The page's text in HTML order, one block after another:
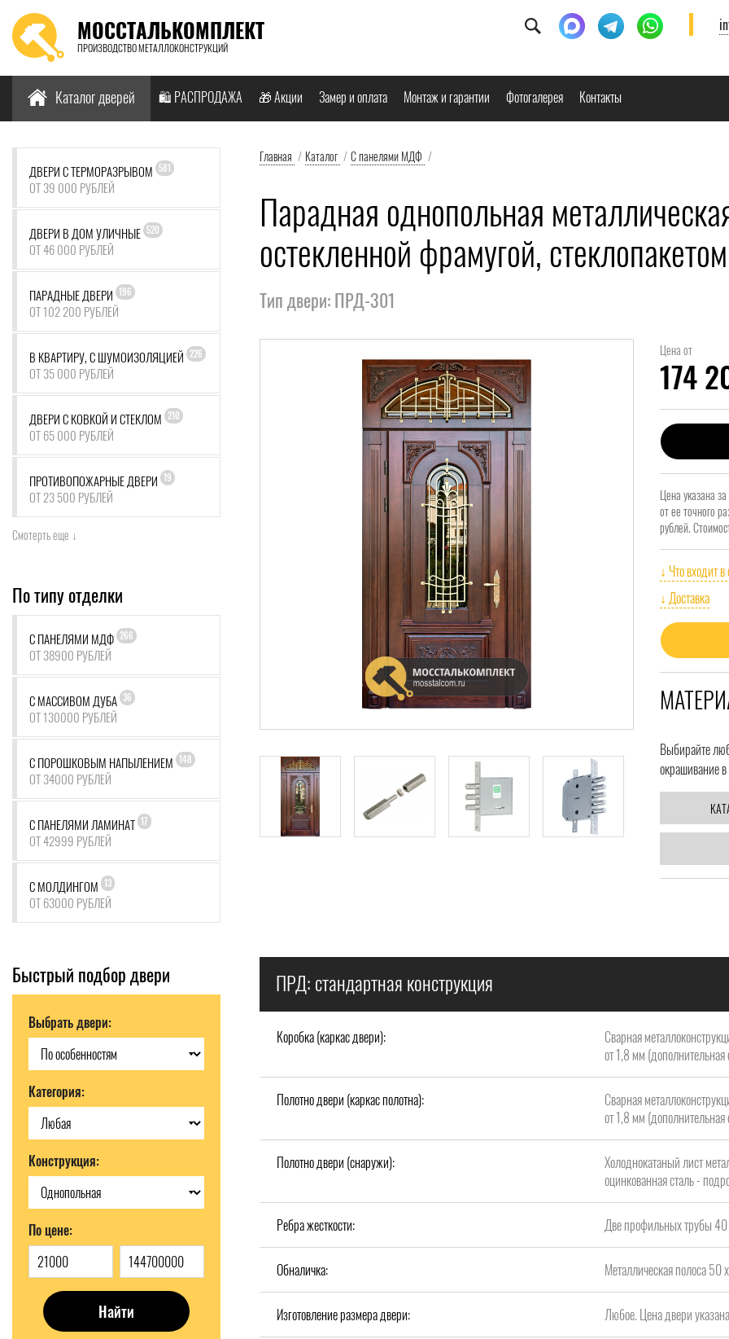
МОССТАЛЬКОМПЛЕКТ
ПРОИЗВОДСТВО МЕТАЛЛОКОНСТРУКЦИЙ
Каталог дверей 🛍️ РАСПРОДАЖА 🎁 Акции Замер и оплата Монтаж и гарантии Фотогалерея Контакты
ДВЕРИ С ТЕРМОРАЗРЫВОМ 581
ОТ 39 000 РУБЛЕЙ
ДВЕРИ В ДОМ УЛИЧНЫЕ 520
ОТ 46 000 РУБЛЕЙ
ПАРАДНЫЕ ДВЕРИ 196
ОТ 102 200 РУБЛЕЙ
В КВАРТИРУ, С ШУМОИЗОЛЯЦИЕЙ 226
ОТ 35 000 РУБЛЕЙ
ДВЕРИ С КОВКОЙ И СТЕКЛОМ 210
ОТ 65 000 РУБЛЕЙ
ПРОТИВОПОЖАРНЫЕ ДВЕРИ 19
ОТ 23 500 РУБЛЕЙ
Смотерть еще ↓
По типу отделки
С ПАНЕЛЯМИ МДФ 266
ОТ 38900 РУБЛЕЙ
С МАССИВОМ ДУБА 36
ОТ 130000 РУБЛЕЙ
С ПОРОШКОВЫМ НАПЫЛЕНИЕМ 148
ОТ 34000 РУБЛЕЙ
С ПАНЕЛЯМИ ЛАМИНАТ 17
ОТ 42999 РУБЛЕЙ
С МОЛДИНГОМ 13
ОТ 63000 РУБЛЕЙ
Быстрый подбор двери
Выбрать двери:
Категория:
Конструкция:
По цене:
Найти
Главная / Каталог /С панелями МДФ /
Парадная однопольная
остекленной фрамугой,
Тип двери: ПРД-301
Цена от
174
Цена указана
от ее точного
рублей.
↓ Что входит в
↓ Доставка
Выбирайте
окрашивание
ПРД: стандартная конструкция
Коробка (каркас двери):
Сварная
от 1,8 мм
Полотно двери (каркас полотна):
Сварная
от 1,8 мм
Полотно двери (снаружи):
Холоднокатаный лист
оцинкованная сталь -
Ребра жесткости: Две профильных трубы
Обналичка: Металлическая полоса 50
Изготовление размера двери: Любое. Цена двери